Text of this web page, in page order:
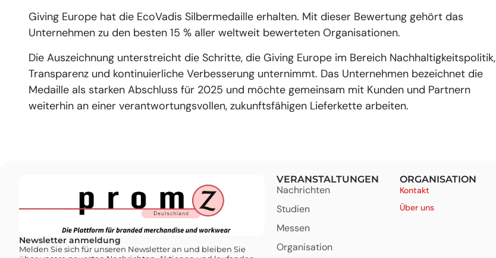
Giving Europe hat die EcoVadis Silbermedaille erhalten. Mit dieser Bewertung gehört das
Unternehmen zu den besten 15 % aller weltweit bewerteten Organisationen.
Die Auszeichnung unterstreicht die Schritte, die Giving Europe im Bereich Nachhaltigkeitspolitik,
Transparenz und kontinuierliche Verbesserung unternimmt. Das Unternehmen bezeichnet die
Medaille als starken Abschluss für 2025 und möchte gemeinsam mit Kunden und Partnern
weiterhin an einer verantwortungsvollen, zukunftsfähigen Lieferkette arbeiten.
Newsletter anmeldung
Melden Sie sich für unseren Newsletter an und bleiben Sie
VERANSTALTUNGEN
Nachrichten
Studien
Messen
Organisation
ORGANISATION
Kontakt
Über uns